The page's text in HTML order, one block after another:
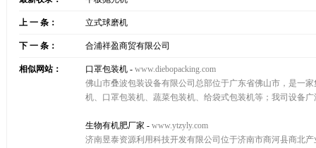
上 一 条： 立式球磨机
下 一 条： 合浦祥盈商贸有限公司
相似网站： 口罩包装机 - www.diebopacking.com
佛山市叠波包装设备有限公司总部位于广东省佛山市，是一
机、口罩包装机、蔬菜包装机、给袋式包装机等；我司设备
生物有机肥厂家 - www.ytzyly.com
济南昱泰资源利用科技开发有限公司位于济南市商河县商北